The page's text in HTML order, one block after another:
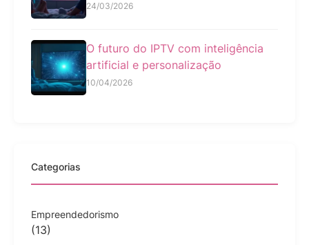
24/03/2026
O futuro do IPTV com inteligência
artificial e personalização
10/04/2026
Categorias
Empreendedorismo
(13)